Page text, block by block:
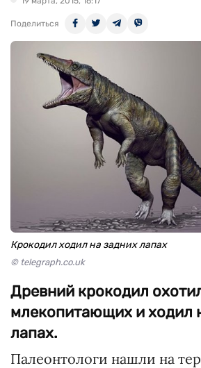
Поделиться
Крокодил ходил на задних лапах
© telegraph.co.uk
Древний крокодил
млекопитающих и ходил
лапах.
Палеонтологи нашли на